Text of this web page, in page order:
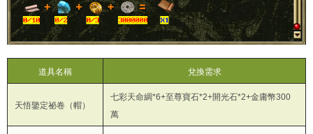
道具名稱 兌換需求
天悟鑒定祕卷（帽）
七彩天命綢*6+至尊寶石*2+開光石*2+金庸幣300
萬